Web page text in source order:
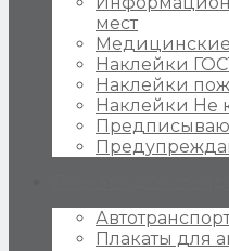
мест
Медицинские
Наклейки
Наклейки
Наклейки Не
Плакаты для